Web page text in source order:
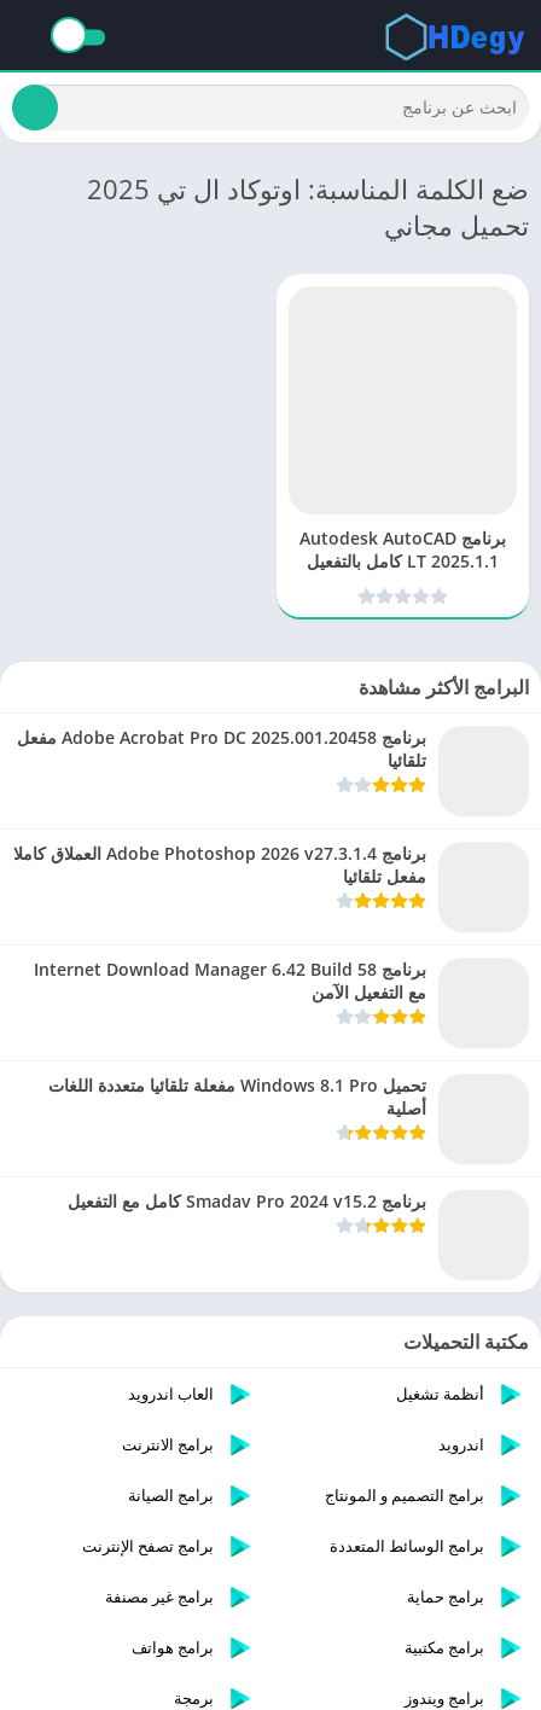
ضع الكلمة المناسبة: اوتوكاد ال تي 2025
تحميل مجاني
برنامج Autodesk AutoCAD
LT 2025.1.1 كامل بالتفعيل
الآمن
البرامج الأكثر مشاهدة
برنامج Adobe Acrobat Pro DC 2025.001.20458 مفعل
تلقائيا
برنامج Adobe Photoshop 2026 v27.3.1.4 العملاق كاملا
مفعل تلقائيا
برنامج Internet Download Manager 6.42 Build 58
مع التفعيل الآمن
تحميل Windows 8.1 Pro مفعلة تلقائيا متعددة اللغات
أصلية
برنامج Smadav Pro 2024 v15.2 كامل مع التفعيل
مكتبة التحميلات
أنظمة تشغيل العاب اندرويد
اندرويد برامج الانترنت
برامج التصميم و المونتاج برامج الصيانة
برامج الوسائط المتعددة برامج تصفح الإنترنت
برامج حماية برامج غير مصنفة
برامج مكتبية برامج هواتف
برامج ويندوز برمجة